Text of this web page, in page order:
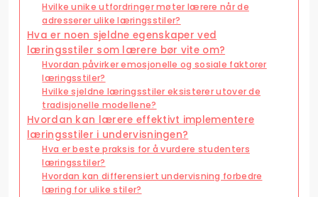
Hvilke unike utfordringer møter lærere når de
adresserer ulike læringsstiler?
Hva er noen sjeldne egenskaper ved
læringsstiler som lærere bør vite om?
Hvordan påvirker emosjonelle og sosiale faktorer
læringsstiler?
Hvilke sjeldne læringsstiler eksisterer utover de
tradisjonelle modellene?
Hvordan kan lærere effektivt implementere
læringsstiler i undervisningen?
Hva er beste praksis for å vurdere studenters
læringsstiler?
Hvordan kan differensiert undervisning forbedre
læring for ulike stiler?